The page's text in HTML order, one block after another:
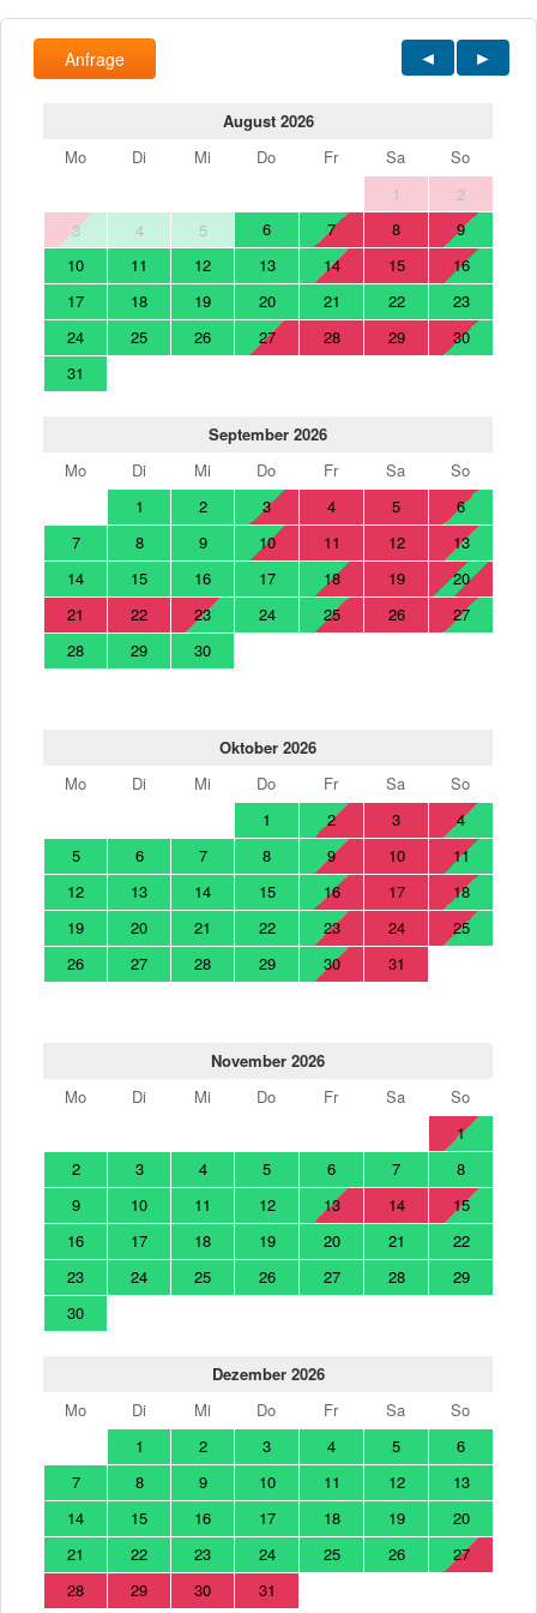
Anfrage
August 2026
Mo
Di Mi Do Fr Sa
So
1
2
3
4 5 6 7 8
9
10
11 12 13 14 15
16
17
18 19 20 21 22
23
24
25 26 27 28 29
30
31
September 2026
Mo
Di Mi Do Fr Sa
So
1
2 3 4 5
6
7
8 9 10 11 12
13
14
15 16 17 18 19
20
21
22 23 24 25 26
27
28
29 30
Oktober 2026
Mo
Di Mi Do Fr Sa
So
1
2 3
4
5
6 7 8 9 10
11
12
13 14 15 16 17
18
19
20 21 22 23 24
25
26
27 28 29 30 31
November 2026
Mo
Di Mi Do Fr Sa
So
1
2
3 4 5 6 7
8
9
10 11 12 13 14
15
16
17 18 19 20 21
22
23
24 25 26 27 28
29
30
Dezember 2026
Mo
Di Mi Do Fr Sa
So
1
2 3 4 5
6
7
8 9 10 11 12
13
14
15 16 17 18 19
20
21
22 23 24 25 26
27
28
29 30 31